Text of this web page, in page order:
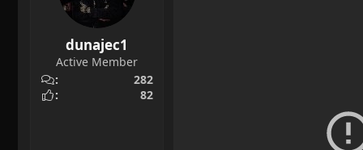
dunajec1
Active Member
282
82